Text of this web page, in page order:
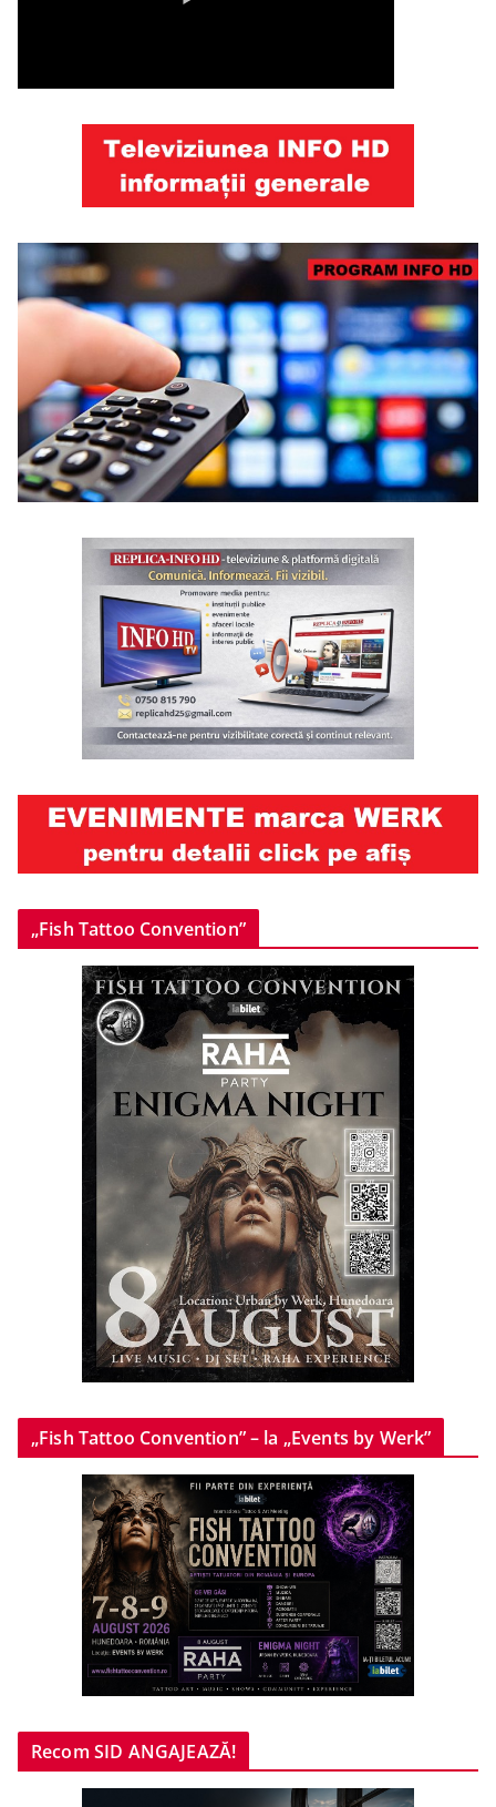
„Fish Tattoo Convention”
„Fish Tattoo Convention” – la „Events by Werk”
Recom SID ANGAJEAZĂ!